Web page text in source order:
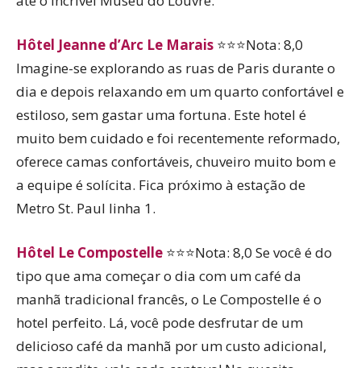
Hôtel Jeanne d’Arc Le Marais ⭐⭐⭐Nota: 8,0
Imagine-se explorando as ruas de Paris durante o
dia e depois relaxando em um quarto confortável e
estiloso, sem gastar uma fortuna. Este hotel é
muito bem cuidado e foi recentemente reformado,
oferece camas confortáveis, chuveiro muito bom e
a equipe é solícita. Fica próximo à estação de
Metro St. Paul linha 1.
Hôtel Le Compostelle ⭐⭐⭐Nota: 8,0 Se você é do
tipo que ama começar o dia com um café da
manhã tradicional francês, o Le Compostelle é o
hotel perfeito. Lá, você pode desfrutar de um
delicioso café da manhã por um custo adicional,